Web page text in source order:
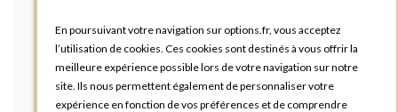
En poursuivant votre navigation sur options.fr, vous acceptez
l’utilisation de cookies. Ces cookies sont destinés à vous offrir la
meilleure expérience possible lors de votre navigation sur notre
site. Ils nous permettent également de personnaliser votre
expérience en fonction de vos préférences et de comprendre